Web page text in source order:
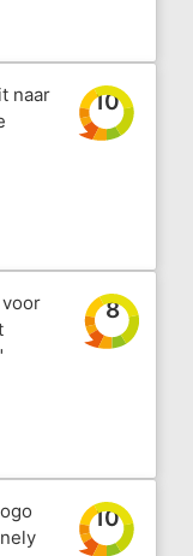
naar
10
8
10